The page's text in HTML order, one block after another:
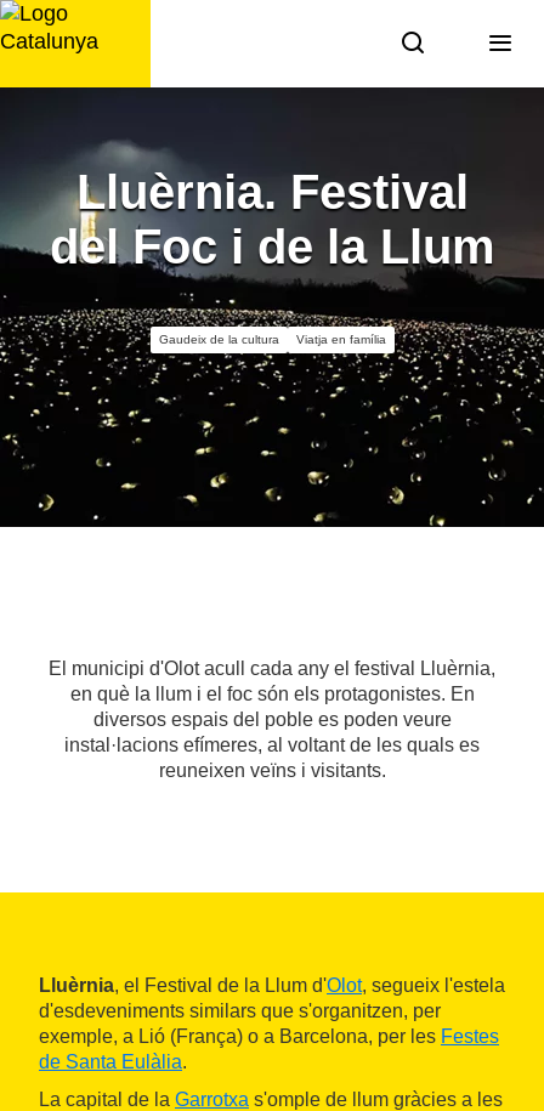
Saltar
al
Lluèrnia. Festival
del Foc i de la Llum
Gaudeix de la cultura Viatja en família
El municipi d'Olot acull cada any el festival Lluèrnia,
en què la llum i el foc són els protagonistes. En
diversos espais del poble es poden veure
instal·lacions efímeres, al voltant de les quals es
reuneixen veïns i visitants.
Lluèrnia, el Festival de la Llum d'Olot, segueix l'estela
d'esdeveniments similars que s'organitzen, per
exemple, a Lió (França) o a Barcelona, per les Festes
de Santa Eulàlia.
La capital de la Garrotxa s'omple de llum gràcies a les